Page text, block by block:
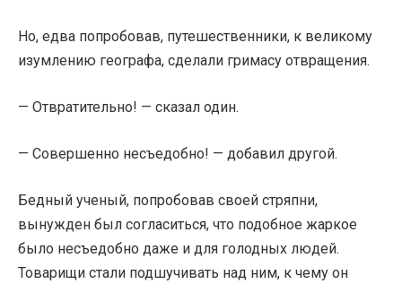
Но, едва попробовав, путешественники, к великому
изумлению географа, сделали гримасу отвращения.
— Отвратительно! — сказал один.
— Совершенно несъедобно! — добавил другой.
Бедный ученый, попробовав своей стряпни,
вынужден был согласиться, что подобное жаркое
было несъедобно даже и для голодных людей.
Товарищи стали подшучивать над ним, к чему он